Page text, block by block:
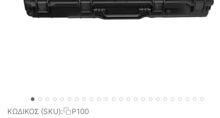
ΚΩΔΙΚΟΣ (SKU): P100